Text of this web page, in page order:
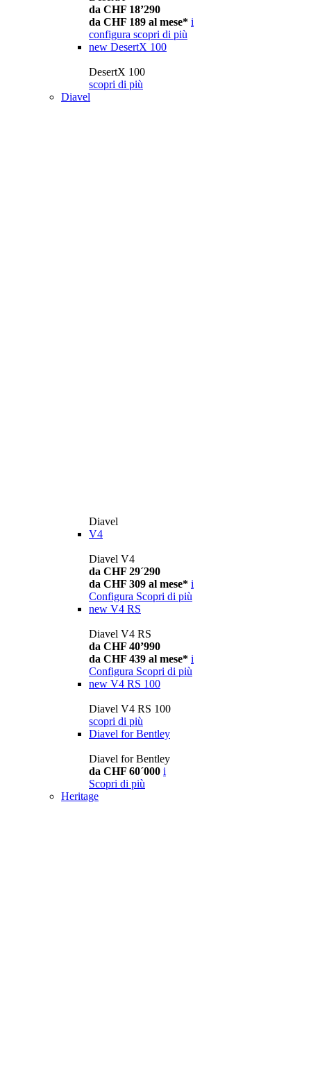
da CHF 18’290
da CHF 189 al mese* i
configura scopri di più
new DesertX 100
DesertX 100
scopri di più
Diavel
Diavel
V4
Diavel V4
da CHF 29´290
da CHF 309 al mese* i
Configura Scopri di più
new V4 RS
Diavel V4 RS
da CHF 40’990
da CHF 439 al mese* i
Configura Scopri di più
new V4 RS 100
Diavel V4 RS 100
scopri di più
Diavel for Bentley
Diavel for Bentley
da CHF 60´000 i
Scopri di più
Heritage